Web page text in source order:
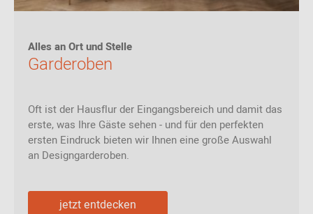
Alles an Ort und Stelle
Garderoben
Oft ist der Hausflur der Eingangsbereich und damit das
erste, was Ihre Gäste sehen - und für den perfekten
ersten Eindruck bieten wir Ihnen eine große Auswahl
an Designgarderoben.
jetzt entdecken